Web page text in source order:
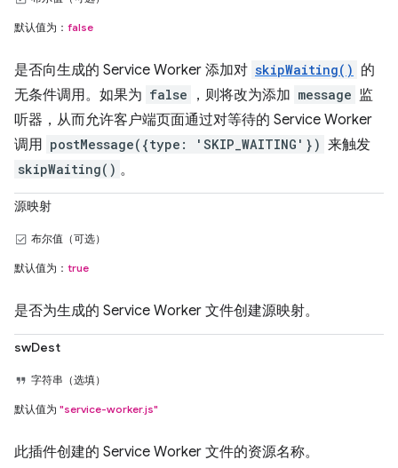
默认值为： false
是否向生成的 Service Worker 添加对 skipWaiting() 的
无条件调用。如果为 false ，则将改为添加 message 监
听器，从而允许客户端页面通过对等待的 Service Worker
调用 postMessage({type: 'SKIP_WAITING'}) 来触发
skipWaiting() 。
源映射
布尔值（可选）
默认值为： true
是否为生成的 Service Worker 文件创建源映射。
swDest
字符串（选填）
默认值为 "service-worker.js"
此插件创建的 Service Worker 文件的资源名称。